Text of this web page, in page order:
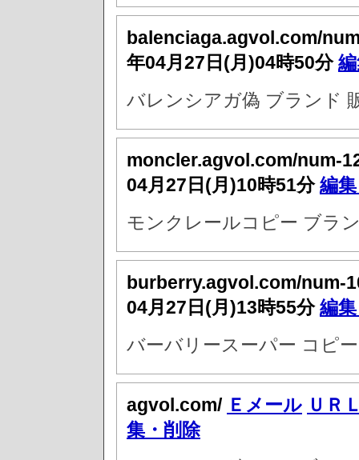
balenciaga.agvol.com/
年04月27日(月)04時50分
バレンシアガ偽 ブランド
moncler.agvol.com/num-
04月27日(月)10時51分編
モンクレールコピー ブラ
burberry.agvol.com/num-
04月27日(月)13時55分編
バーバリースーパー コピ
agvol.com/ Ｅメール ＵＲ
集・削除